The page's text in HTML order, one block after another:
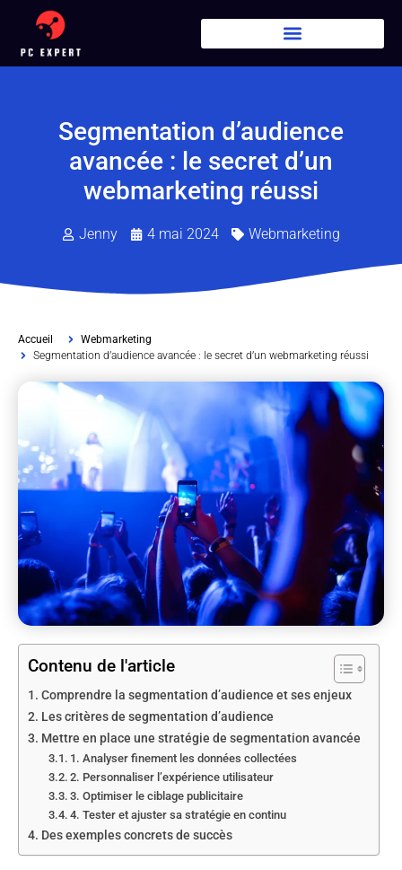
Segmentation d’audience
avancée : le secret d’un
webmarketing réussi
Jenny 4 mai 2024 Webmarketing
Accueil
Webmarketing
Segmentation d’audience avancée : le secret d’un webmarketing réussi
Contenu de l'article
Comprendre la segmentation d’audience et ses enjeux
Les critères de segmentation d’audience
Mettre en place une stratégie de segmentation avancée
1. Analyser finement les données collectées
2. Personnaliser l’expérience utilisateur
3. Optimiser le ciblage publicitaire
4. Tester et ajuster sa stratégie en continu
Des exemples concrets de succès